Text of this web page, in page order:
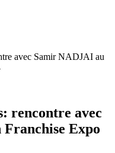
avec Samir NADJAI au
rencontre avec
Expo